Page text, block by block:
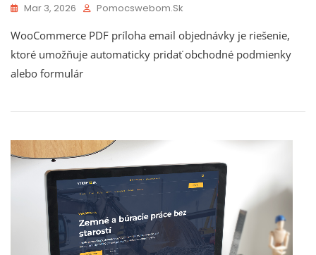
Mar 3, 2026 Pomocswebom.sk
WooCommerce PDF príloha email objednávky je riešenie,
ktoré umožňuje automaticky pridať obchodné podmienky
alebo formulár